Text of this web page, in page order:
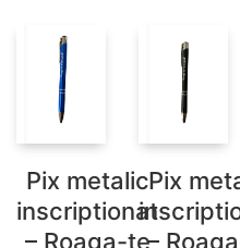
Pix metalic
inscriptionat
– Roaga-te
Pix
–